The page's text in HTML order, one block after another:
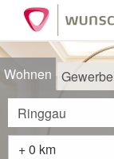
Wohnen Gewerbe
+ 0 km